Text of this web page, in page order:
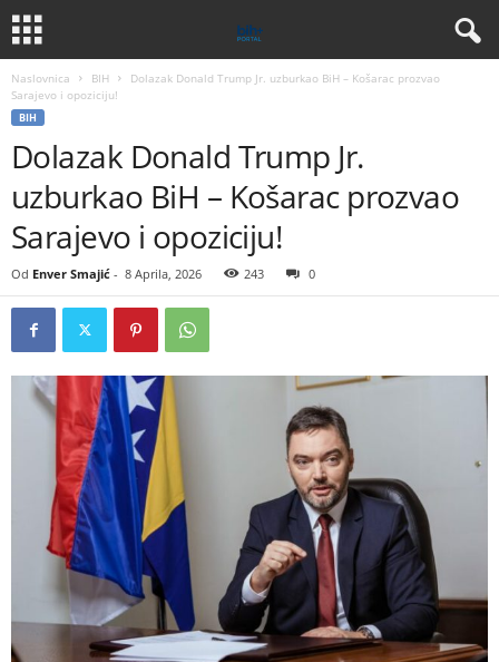
Naslovnica BIH
Dolazak Donald Trump Jr. uzburkao BiH – Košarac prozvao
Sarajevo i opoziciju!
BIH
Dolazak Donald Trump Jr.
uzburkao BiH – Košarac prozvao
Sarajevo i opoziciju!
Od Enver Smajić - 8 Aprila, 2026 243 0